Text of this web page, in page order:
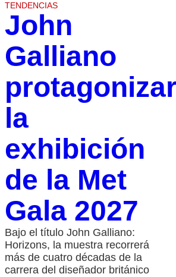
TENDENCIAS
John
Galliano
la
exhibición
de la Met
Gala 2027
Bajo el título John Galliano:
Horizons, la muestra recorrerá
más de cuatro décadas de la
carrera del diseñador británico